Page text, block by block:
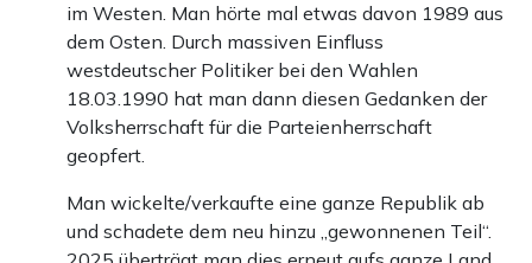
im Westen. Man hörte mal etwas davon 1989 aus
dem Osten. Durch massiven Einfluss
westdeutscher Politiker bei den Wahlen
18.03.1990 hat man dann diesen Gedanken der
Volksherrschaft für die Parteienherrschaft
geopfert.
Man wickelte/verkaufte eine ganze Republik ab
und schadete dem neu hinzu „gewonnenen Teil“.